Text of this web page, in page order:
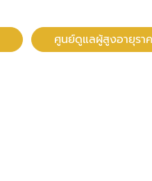
ศูนย์ดูแลผู้สูงอายุรา